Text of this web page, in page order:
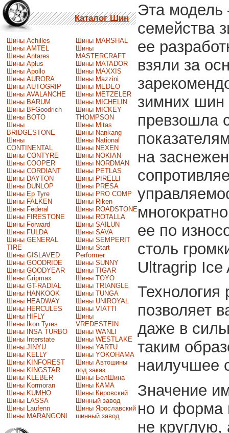
Каталог Шин
Шины Achilles
Шины AMTEL
Шины Antares
Шины Aplus
Шины Apollo
Шины AURORA
Шины AUTOGRIP
Шины AVALANCHE
Шины BARUM
Шины BFGoodrich
Шины BOTO
Шины
BRIDGESTONE
Шины
CONTINENTAL
Шины CONTYRE
Шины COOPER
Шины CORDIANT
Шины DAYTON
Шины DUNLOP
Шины Ep Tyre
Шины FALKEN
Шины Federal
Шины FIRESTONE
Шины Forward
Шины FULDA
Шины GENERAL
TIRE
Шины GISLAVED
Шины GOODRIDE
Шины GOODYEAR
Шины Gripmax
Шины GT-RADIAL
Шины HANKOOK
Шины HEADWAY
Шины HERCULES
Шины HIFLY
Шины Ikon Tyres
Шины INSA TURBO
Шины Interstate
Шины JINYU
Шины KELLY
Шины KINFOREST
Шины KINGSTAR
Шины KLEBER
Шины Kormoran
Шины KUMHO
Шины LASSA
Шины Laufenn
Шины MARANGONI
Шины MARSHAL
Шины
MASTERCRAFT
Шины MATADOR
Шины MAXXIS
Шины Mazzini
Шины MEDEO
Шины METZELER
Шины MICHELIN
Шины MICKEY
THOMPSON
Шины Mitas
Шины Nankang
Шины National
Шины NEXEN
Шины NOKIAN
Шины NORDMAN
Шины PETLAS
Шины PIRELLI
Шины PRESA
Шины PRO COMP
Шины Riken
Шины ROADSTONE
Шины ROTALLA
Шины SAILUN
Шины SAVA
Шины SEMPERIT
Шины Start
Performer
Шины SUNNY
Шины TIGAR
Шины TOYO
Шины TRIANGLE
Шины TUNGA
Шины UNIROYAL
Шины VIATTI
Шины
VREDESTEIN
Шины WANLI
Шины WESTLAKE
Шины YARTU
Шины YOKOHAMA
Шины Автошины
под заказ
Шины БелШина
Шины КАМА
Шины Кировский
Шинный завод
Шины Ярославский
шинный завод
Эта модель
семейства
ее
взяли за
зимних шин
превзошла
на
ее по
столь
Ultragrip Ice
позволяет
даже в
таким
наилучшее
Значение
но и форма
не